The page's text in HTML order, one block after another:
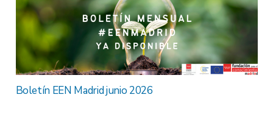
Boletín EEN Madrid junio 2026